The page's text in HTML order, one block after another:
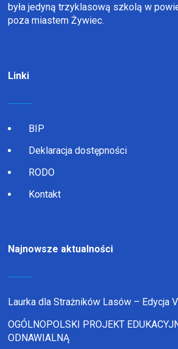
była jedyną trzyklasową szkolą w
poza miastem Żywiec.
Linki
BIP
Deklaracja dostępności
RODO
Kontakt
Najnowsze aktualności
Laurka dla Strażników Lasów – Edycja V
OGÓLNOPOLSKI PROJEKT
ODNAWIALNĄ